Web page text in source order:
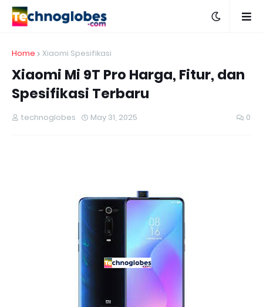
Home Xiaomi Spesifikasi
Xiaomi Mi 9T Pro Harga, Fitur, dan
Spesifikasi Terbaru
technoglobes May 31, 2025 0